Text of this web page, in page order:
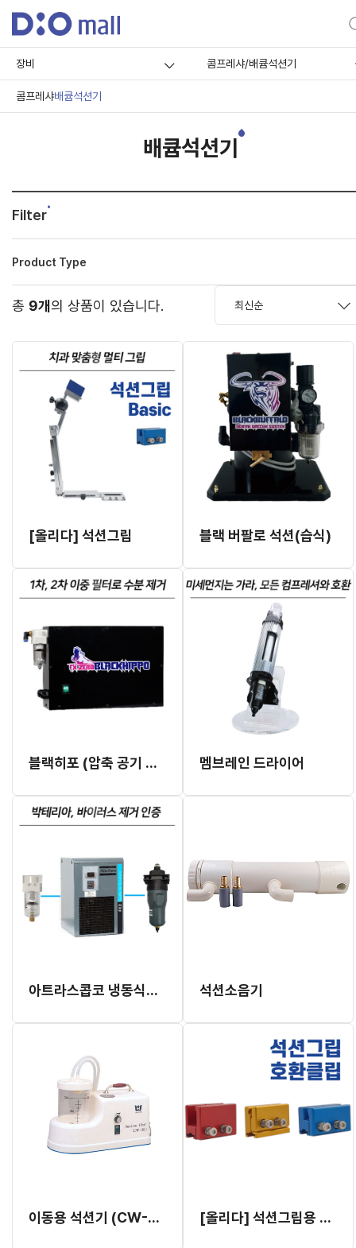
장비 콤프레샤/배큠석션기
콤프레샤배큠석션기
배큠석션기
Filter
Product Type
총 9개의 상품이 있습니다.
[올리다] 석션그립 블랙 버팔로 석션(습식)
블랙히포 (압축 공기 수분 제거 장치) 멤브레인 드라이어
아트라스콥코 냉동식드라이어 세트 석션소음기
이동용 석션기 (CW-300) [올리다] 석션그립용 클립